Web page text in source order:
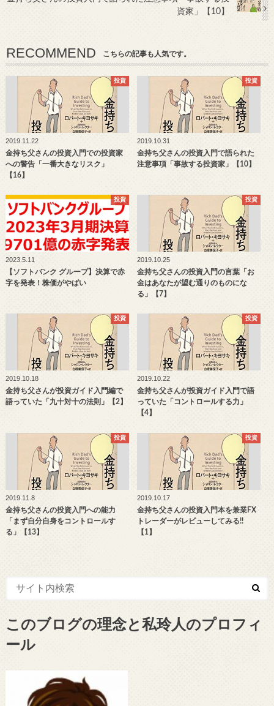
資家」【10】
RECOMMEND こちらの記事も人気です。
投資
2019.11.22
金持ち父さんの投資入門での投資家
への警告「一番大きなリスク」
【16】
投資
2019.10.31
金持ち父さんの投資入門で語られた
注意事項「事故する投資家」【10】
投資
2023.5.11
【ソフトバンク グループ】決算で赤
字を発表！株価がやばい
投資
2019.10.25
金持ち父さんの投資入門の言葉「お
金はあなたが望む通りのものにな
る」【7】
投資
2019.10.18
金持ち父さんが投資ガイド入門編で
語っていた「九十対十の法則」【2】
投資
2019.10.22
金持ち父さんが投資ガイド入門で語
っていた「コントロールする力」
【4】
投資
2019.11.8
金持ち父さんの投資入門への能力
「まず自分自身をコントロールす
る」【13】
投資
2019.10.17
金持ち父さんの投資入門本を兼業FX
トレーダーがレビューしてみる!!
【1】
このブログの理念と私玲人のプロフィ
ール